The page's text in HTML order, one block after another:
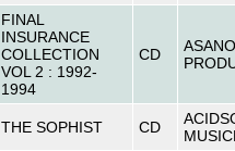
FINAL
INSURANCE
COLLECTION
VOL 2 : 1992-
1994
CD
ASANO
THE SOPHIST CD